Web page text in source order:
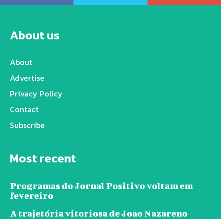
About us
About
Advertise
Privacy Policy
Contact
Subscribe
Most recent
Programas do Jornal Positivo voltam em
fevereiro
A trajetória vitoriosa de João Nazareno